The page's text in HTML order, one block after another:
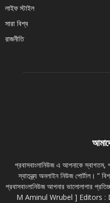
লাইফ স্টাইল
সারা বিশ্ব
রাজনীতি
প্রবাসবাংলানিউজ এ আপনাকে স্বাগতম,
স্বাতন্ত্র্য অনলাইন নিউজ পোর্টাল। ”
প্রবাসবাংলানিউজ আপনার ভালোলাগার
M Aminul Wrubel ] Editors :